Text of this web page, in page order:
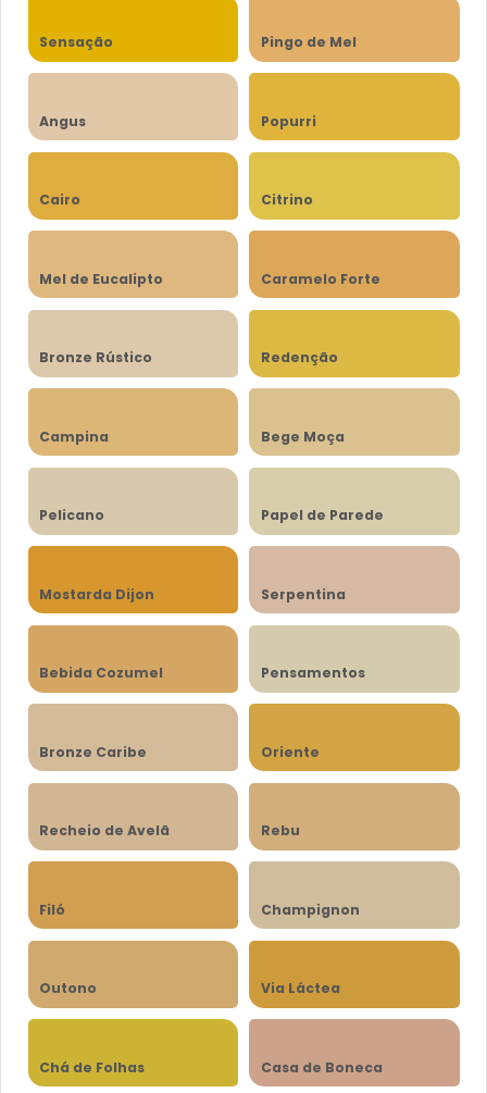
Sensação Pingo de Mel
Angus Popurri
Cairo Citrino
Mel de Eucalipto Caramelo Forte
Bronze Rústico Redenção
Campina Bege Moça
Pelicano Papel de Parede
Mostarda Dijon Serpentina
Bebida Cozumel Pensamentos
Bronze Caribe Oriente
Recheio de Avelã Rebu
Filó Champignon
Outono Via Láctea
Chá de Folhas Casa de Boneca